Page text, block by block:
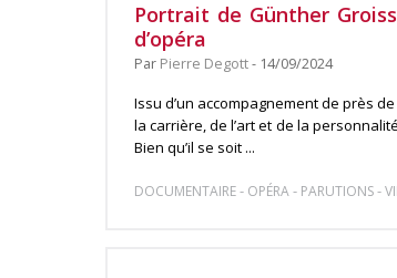
Portrait de Günther
d’opéra
Par Pierre Degott- 14/09/2024
Issu d’un accompagnement de près
la carrière, de l’art et de la
Bien qu’il se soit ...
DOCUMENTAIRE- OPÉRA- PARUTIONS-